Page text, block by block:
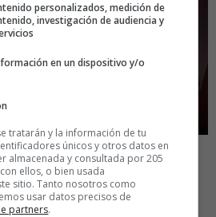
personalizados, medición de
investigación de audiencia y
en un dispositivo y/o
tratarán y la información de tu
únicos y otros datos en
almacenada y consultada por 205
ellos, o bien usada
sitio. Tanto nosotros como
usar datos precisos de
partners.